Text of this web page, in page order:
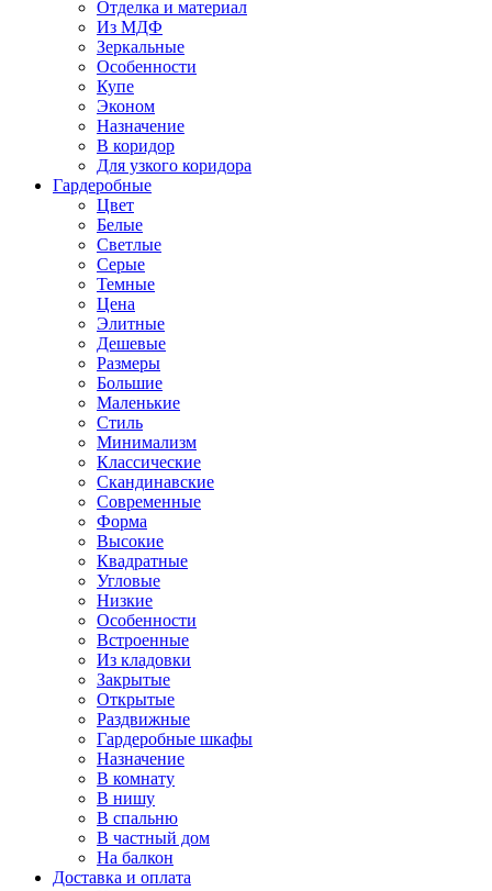
Отделка и материал
Из МДФ
Зеркальные
Особенности
Купе
Эконом
Назначение
В коридор
Для узкого коридора
Гардеробные
Цвет
Белые
Светлые
Серые
Темные
Цена
Элитные
Дешевые
Размеры
Большие
Маленькие
Стиль
Минимализм
Классические
Скандинавские
Современные
Форма
Высокие
Квадратные
Угловые
Низкие
Особенности
Встроенные
Из кладовки
Закрытые
Открытые
Раздвижные
Гардеробные шкафы
Назначение
В комнату
В нишу
В спальню
В частный дом
На балкон
Доставка и оплата